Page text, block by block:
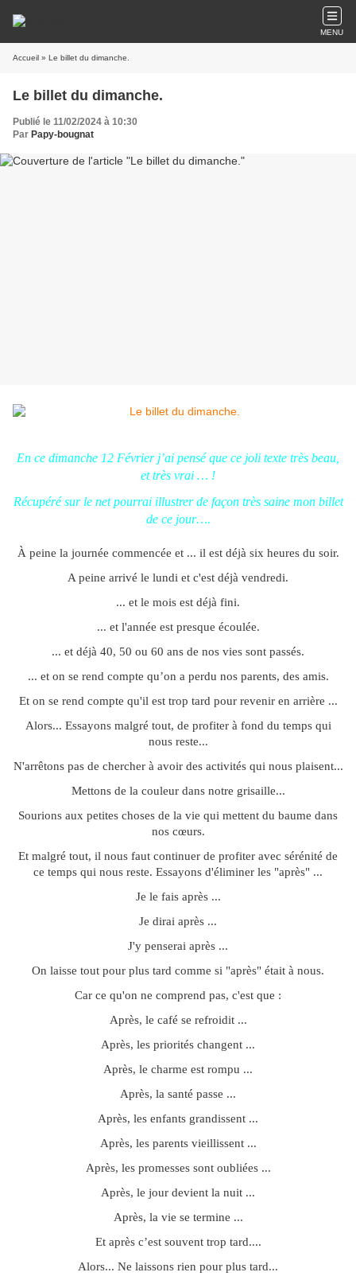
MENU
Accueil » Le billet du dimanche.
Le billet du dimanche.
Publié le 11/02/2024 à 10:30
Par Papy-bougnat
En ce dimanche 12 Février j’ai pensé que ce joli texte très beau,
et très vrai … !
Récupéré sur le net pourrai illustrer de façon très saine mon billet
de ce jour….
À peine la journée commencée et ... il est déjà six heures du soir.
A peine arrivé le lundi et c'est déjà vendredi.
... et le mois est déjà fini.
... et l'année est presque écoulée.
... et déjà 40, 50 ou 60 ans de nos vies sont passés.
... et on se rend compte qu’on a perdu nos parents, des amis.
Et on se rend compte qu'il est trop tard pour revenir en arrière ...
Alors... Essayons malgré tout, de profiter à fond du temps qui
nous reste...
N'arrêtons pas de chercher à avoir des activités qui nous plaisent...
Mettons de la couleur dans notre grisaille...
Sourions aux petites choses de la vie qui mettent du baume dans
nos cœurs.
Et malgré tout, il nous faut continuer de profiter avec sérénité de
ce temps qui nous reste. Essayons d'éliminer les "après" ...
Je le fais après ...
Je dirai après ...
J'y penserai après ...
On laisse tout pour plus tard comme si "après" était à nous.
Car ce qu'on ne comprend pas, c'est que :
Après, le café se refroidit ...
Après, les priorités changent ...
Après, le charme est rompu ...
Après, la santé passe ...
Après, les enfants grandissent ...
Après, les parents vieillissent ...
Après, les promesses sont oubliées ...
Après, le jour devient la nuit ...
Après, la vie se termine ...
Et après c’est souvent trop tard....
Alors... Ne laissons rien pour plus tard...